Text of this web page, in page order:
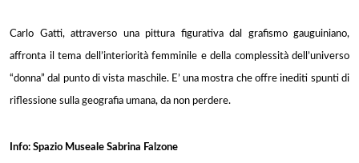
Carlo Gatti, attraverso una pittura figurativa dal grafismo gauguiniano,
affronta il tema dell’interiorità femminile e della complessità dell’universo
“donna” dal punto di vista maschile. E’ una mostra che offre inediti spunti di
riflessione sulla geografia umana, da non perdere.
Info: Spazio Museale Sabrina Falzone